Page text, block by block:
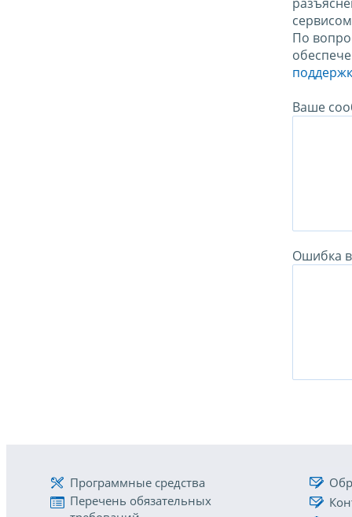
По
Ваше
Ошибка в
Программные средства
Перечень обязательных